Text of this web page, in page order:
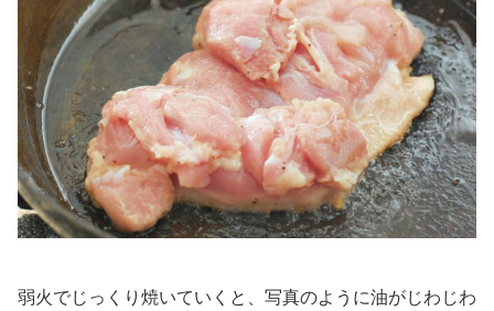
弱火でじっくり焼いていくと、写真のように油がじわじわ